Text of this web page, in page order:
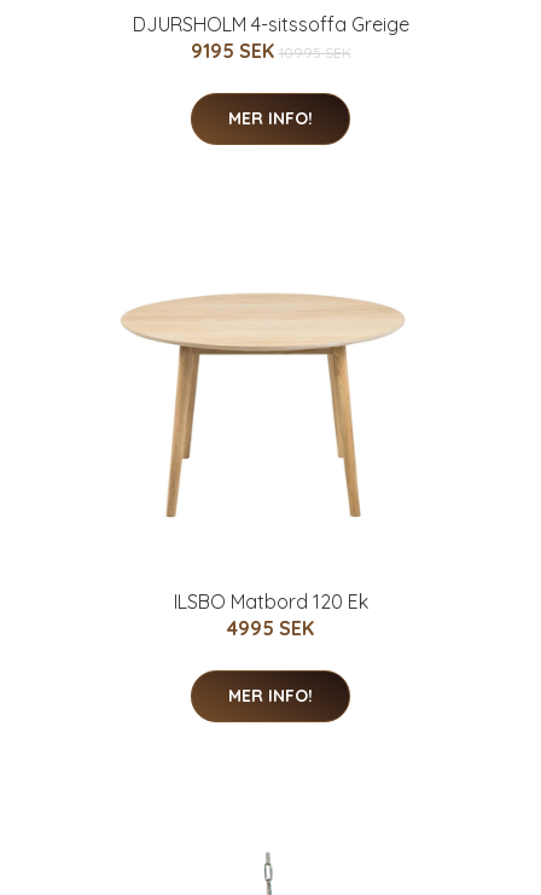
DJURSHOLM 4-sitssoffa Greige
9195 SEK 10995 SEK
MER INFO!
ILSBO Matbord 120 Ek
4995 SEK
MER INFO!